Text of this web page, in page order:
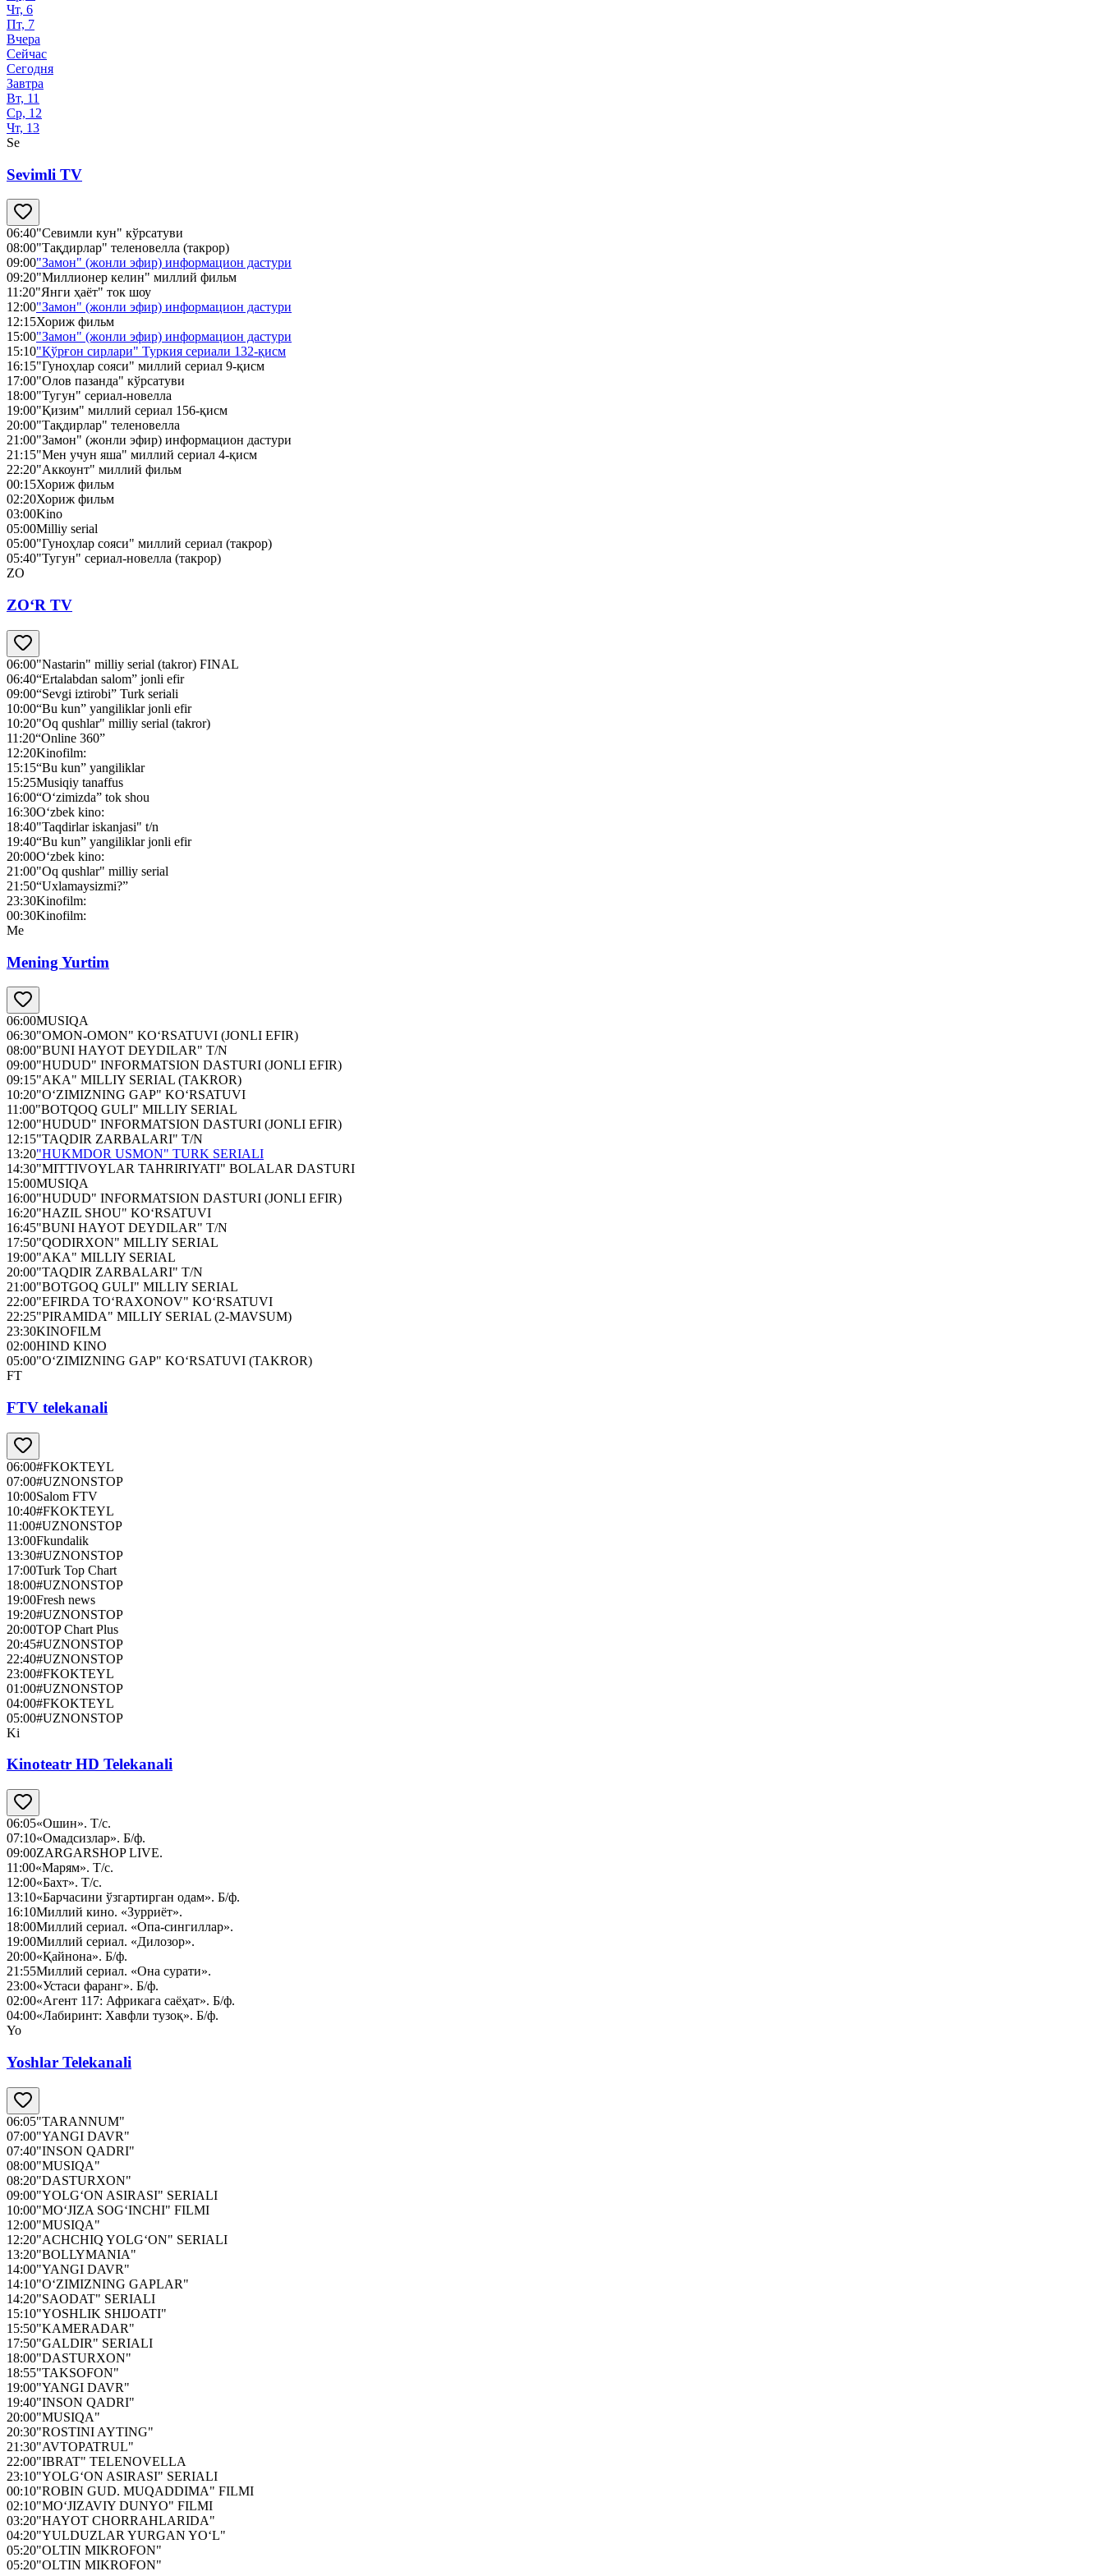
Чт, 6
Пт, 7
Вчера
Сейчас
Сегодня
Завтра
Вт, 11
Ср, 12
Чт, 13
Se
Sevimli TV
06:40"Севимли кун" кўрсатуви
08:00"Тақдирлар" теленовелла (такрор)
09:00"Замон" (жонли эфир) информацион дастури
09:20"Миллионер келин" миллий фильм
11:20"Янги ҳаёт" ток шоу
12:00"Замон" (жонли эфир) информацион дастури
12:15Хориж фильм
15:00"Замон" (жонли эфир) информацион дастури
15:10"Қўрғон сирлари" Туркия сериали 132-қисм
16:15"Гуноҳлар сояси" миллий сериал 9-қисм
17:00"Олов пазанда" кўрсатуви
18:00"Тугун" сериал-новелла
19:00"Қизим" миллий сериал 156-қисм
20:00"Тақдирлар" теленовелла
21:00"Замон" (жонли эфир) информацион дастури
21:15"Мен учун яша" миллий сериал 4-қисм
22:20"Аккоунт" миллий фильм
00:15Хориж фильм
02:20Хориж фильм
03:00Kino
05:00Milliy serial
05:00"Гуноҳлар сояси" миллий сериал (такрор)
05:40"Тугун" сериал-новелла (такрор)
ZO
ZO‘R TV
06:00"Nastarin" milliy serial (takror) FINAL
06:40“Ertalabdan salom” jonli efir
09:00“Sevgi iztirobi” Turk seriali
10:00“Bu kun” yangiliklar jonli efir
10:20"Oq qushlar" milliy serial (takror)
11:20“Online 360”
12:20Kinofilm:
15:15“Bu kun” yangiliklar
15:25Musiqiy tanaffus
16:00“O‘zimizda” tok shou
16:30O‘zbek kino:
18:40"Taqdirlar iskanjasi" t/n
19:40“Bu kun” yangiliklar jonli efir
20:00O‘zbek kino:
21:00"Oq qushlar" milliy serial
21:50“Uxlamaysizmi?”
23:30Kinofilm:
00:30Kinofilm:
Me
Mening Yurtim
06:00MUSIQA
06:30"OMON-OMON" KO‘RSATUVI (JONLI EFIR)
08:00"BUNI HAYOT DEYDILAR" T/N
09:00"HUDUD" INFORMATSION DASTURI (JONLI EFIR)
09:15"AKA" MILLIY SERIAL (TAKROR)
10:20"O‘ZIMIZNING GAP" KO‘RSATUVI
11:00"BOTQOQ GULI" MILLIY SERIAL
12:00"HUDUD" INFORMATSION DASTURI (JONLI EFIR)
12:15"TAQDIR ZARBALARI" T/N
13:20"HUKMDOR USMON" TURK SERIALI
14:30"MITTIVOYLAR TAHRIRIYATI" BOLALAR DASTURI
15:00MUSIQA
16:00"HUDUD" INFORMATSION DASTURI (JONLI EFIR)
16:20"HAZIL SHOU" KO‘RSATUVI
16:45"BUNI HAYOT DEYDILAR" T/N
17:50"QODIRXON" MILLIY SERIAL
19:00"AKA" MILLIY SERIAL
20:00"TAQDIR ZARBALARI" T/N
21:00"BOTGOQ GULI" MILLIY SERIAL
22:00"EFIRDA TO‘RAXONOV" KO‘RSATUVI
22:25"PIRAMIDA" MILLIY SERIAL (2-MAVSUM)
23:30KINOFILM
02:00HIND KINO
05:00"O‘ZIMIZNING GAP" KO‘RSATUVI (TAKROR)
FT
FTV telekanali
06:00#FKOKTEYL
07:00#UZNONSTOP
10:00Salom FTV
10:40#FKOKTEYL
11:00#UZNONSTOP
13:00Fkundalik
13:30#UZNONSTOP
17:00Turk Top Chart
18:00#UZNONSTOP
19:00Fresh news
19:20#UZNONSTOP
20:00TOP Chart Plus
20:45#UZNONSTOP
22:40#UZNONSTOP
23:00#FKOKTEYL
01:00#UZNONSTOP
04:00#FKOKTEYL
05:00#UZNONSTOP
Ki
Kinoteatr HD Telekanali
06:05«Ошин». Т/с.
07:10«Омадсизлар». Б/ф.
09:00ZARGARSHOP LIVE.
11:00«Марям». Т/с.
12:00«Бахт». Т/с.
13:10«Барчасини ўзгартирган одам». Б/ф.
16:10Миллий кино. «Зурриёт».
18:00Миллий сериал. «Опа-сингиллар».
19:00Миллий сериал. «Дилозор».
20:00«Қайнона». Б/ф.
21:55Миллий сериал. «Она сурати».
23:00«Устаси фаранг». Б/ф.
02:00«Агент 117: Африкага саёҳат». Б/ф.
04:00«Лабиринт: Хавфли тузоқ». Б/ф.
Yo
Yoshlar Telekanali
06:05"TARANNUM"
07:00"YANGI DAVR"
07:40"INSON QADRI"
08:00"MUSIQA"
08:20"DASTURXON"
09:00"YOLG‘ON ASIRASI" SERIALI
10:00"MO‘JIZA SOG‘INCHI" FILMI
12:00"MUSIQA"
12:20"ACHCHIQ YOLG‘ON" SERIALI
13:20"BOLLYMANIA"
14:00"YANGI DAVR"
14:10"O‘ZIMIZNING GAPLAR"
14:20"SAODAT" SERIALI
15:10"YOSHLIK SHIJOATI"
15:50"KAMERADAR"
17:50"GALDIR" SERIALI
18:00"DASTURXON"
18:55"TAKSOFON"
19:00"YANGI DAVR"
19:40"INSON QADRI"
20:00"MUSIQA"
20:30"ROSTINI AYTING"
21:30"AVTOPATRUL"
22:00"IBRAT" TELENOVELLA
23:10"YOLG‘ON ASIRASI" SERIALI
00:10"ROBIN GUD. MUQADDIMA" FILMI
02:10"MO‘JIZAVIY DUNYO" FILMI
03:20"HAYOT CHORRAHLARIDA"
04:20"YULDUZLAR YURGAN YO‘L"
05:20"OLTIN MIKROFON"
05:20"OLTIN MIKROFON"